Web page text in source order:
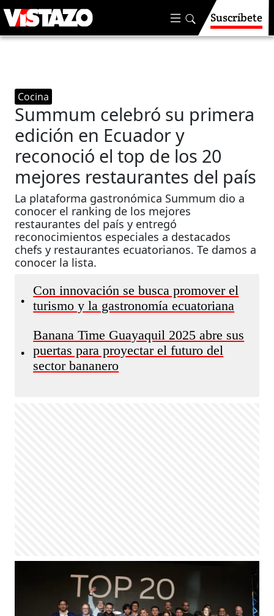
Suscríbete
Cocina
Summum celebró su primera
edición en Ecuador y
reconoció el top de los 20
mejores restaurantes del país
La plataforma gastronómica Summum dio a
conocer el ranking de los mejores
restaurantes del país y entregó
reconocimientos especiales a destacados
chefs y restaurantes ecuatorianos. Te damos a
conocer la lista.
•
Con innovación se busca promover el
turismo y la gastronomía ecuatoriana
•
Banana Time Guayaquil 2025 abre sus
puertas para proyectar el futuro del
sector bananero